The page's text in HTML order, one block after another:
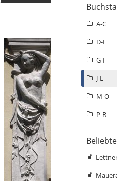
A-C
D-F
G-I
J-L
M-O
P-R